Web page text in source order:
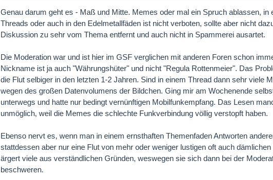
Genau darum geht es - Maß und Mitte. Memes oder mal ein Spruch ablassen, in
Threads oder auch in den Edelmetallfäden ist nicht verboten, sollte aber nicht
Diskussion zu sehr vom Thema entfernt und auch nicht in Spammerei ausartet.
Die Moderation war und ist hier im GSF verglichen mit anderen Foren schon
Nickname ist ja auch "Währungshüter" und nicht "Regula Rottenmeier". Das
die Flut selbiger in den letzten 1-2 Jahren. Sind in einem Thread dann sehr viele
wegen des großen Datenvolumens der Bildchen. Ging mir am Wochenende
unterwegs und hatte nur bedingt vernünftigen Mobilfunkempfang. Das Lesen
unmöglich, weil die Memes die schlechte Funkverbindung völlig verstopft haben.
Ebenso nervt es, wenn man in einem ernsthaften Themenfaden Antworten
stattdessen aber nur eine Flut von mehr oder weniger lustigen oft auch
ärgert viele aus verständlichen Gründen, weswegen sie sich dann bei der
beschweren.